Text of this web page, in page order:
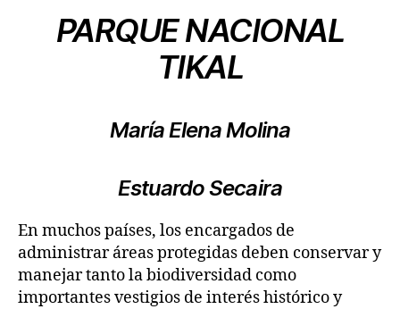
PARQUE NACIONAL
TIKAL
María Elena Molina
Estuardo Secaira
En muchos países, los encargados de
administrar áreas protegidas deben conservar y
manejar tanto la biodiversidad como
importantes vestigios de interés histórico y